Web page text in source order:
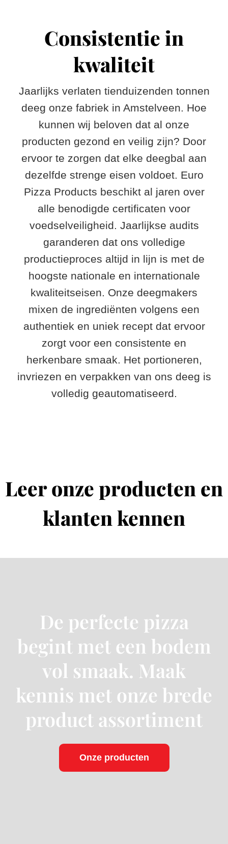
Consistentie in
kwaliteit
Jaarlijks verlaten tienduizenden tonnen
deeg onze fabriek in Amstelveen. Hoe
kunnen wij beloven dat al onze
producten gezond en veilig zijn? Door
ervoor te zorgen dat elke deegbal aan
dezelfde strenge eisen voldoet. Euro
Pizza Products beschikt al jaren over
alle benodigde certificaten voor
voedselveiligheid. Jaarlijkse audits
garanderen dat ons volledige
productieproces altijd in lijn is met de
hoogste nationale en internationale
kwaliteitseisen. Onze deegmakers
mixen de ingrediënten volgens een
authentiek en uniek recept dat ervoor
zorgt voor een consistente en
herkenbare smaak. Het portioneren,
invriezen en verpakken van ons deeg is
volledig geautomatiseerd.
Leer onze producten en
klanten kennen
De perfecte pizza
begint met een bodem
vol smaak. Maak
kennis met onze brede
product assortiment
Onze producten